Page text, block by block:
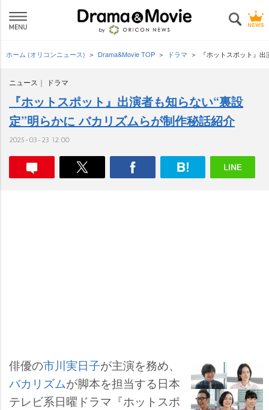
ホーム (オリコンニュース) Drama&Movie TOP ドラマ 『ホットスポット』
ニュース ドラマ
『ホットスポット』出演者も知らない“裏設
定”明らかに バカリズムらが制作秘話紹介
2025-03-23 12:00
俳優の市川実日子が主演を務め、
バカリズムが脚本を担当する日本
テレビ系日曜ドラマ『ホットスポ